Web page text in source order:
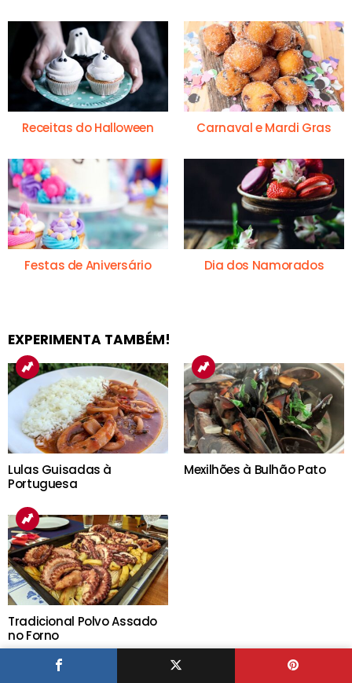
Receitas do Halloween Carnaval e Mardi Gras
Festas de Aniversário Dia dos Namorados
EXPERIMENTA TAMBÉM!
Lulas Guisadas à
Portuguesa
Mexilhões à Bulhão Pato
Tradicional Polvo Assado
no Forno